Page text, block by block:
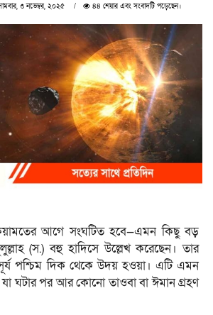
৩ নভেম্বর, ২০২৫ ৪৪ শেয়ার এবং সংবাদটি পড়েছেন।
আগে সংঘটিত হবে—এমন কিছু বড়
(স.) বহু হাদিসে উল্লেখ করেছেন। তার
পশ্চিম দিক থেকে উদয় হওয়া। এটি এমন
ঘটার পর আর কোনো তাওবা বা ঈমান গ্রহণ